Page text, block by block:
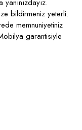
bildirmeniz yeterli.
memnuniyetiniz
garantisiyle